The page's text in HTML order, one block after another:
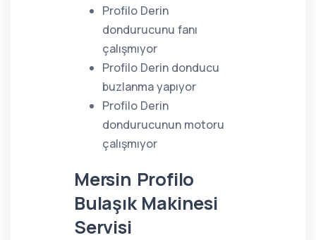
Profilo Derin
dondurucunu fanı
çalışmıyor
Profilo Derin donducu
buzlanma yapıyor
Profilo Derin
dondurucunun motoru
çalışmıyor
Mersin Profilo
Bulaşık Makinesi
Servisi